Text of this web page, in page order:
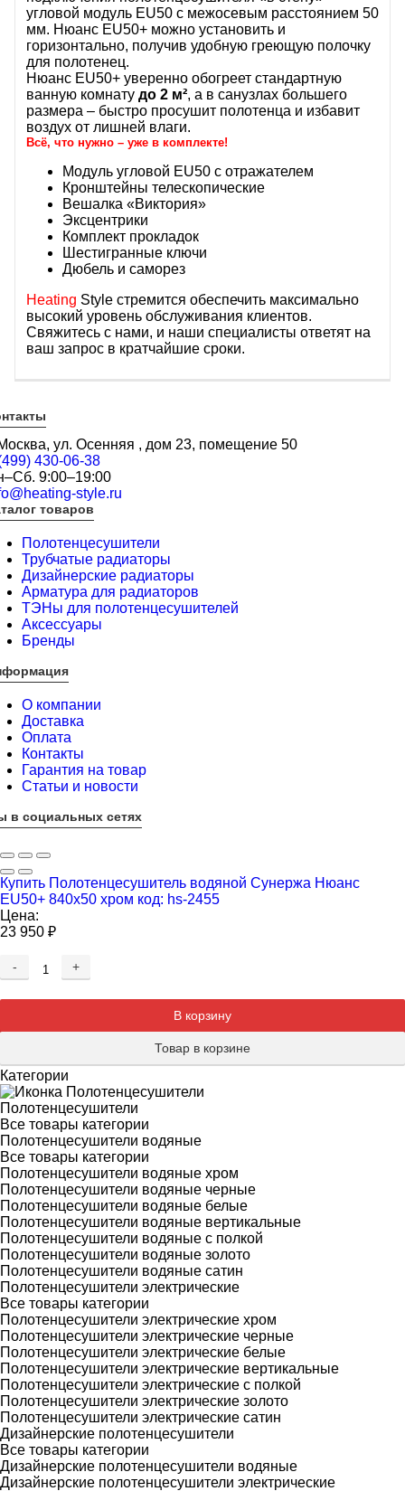
угловой модуль EU50 с межосевым расстоянием 50
мм. Нюанс EU50+ можно установить и
горизонтально, получив удобную греющую полочку
для полотенец.
Нюанс EU50+ уверенно обогреет стандартную
ванную комнату до 2 м², а в санузлах большего
размера – быстро просушит полотенца и избавит
воздух от лишней влаги.
Всё, что нужно – уже в комплекте!
Модуль угловой EU50 с отражателем
Кронштейны телескопические
Вешалка «Виктория»
Эксцентрики
Комплект прокладок
Шестигранные ключи
Дюбель и саморез
Heating Style стремится обеспечить максимально
высокий уровень обслуживания клиентов.
Свяжитесь с нами, и наши специалисты ответят на
ваш запрос в кратчайшие сроки.
ул. Осенняя , дом 23, помещение 50
430-06-38
9:00–19:00
style.ru
товаров
Полотенцесушители
Трубчатые радиаторы
Дизайнерские радиаторы
Арматура для радиаторов
ТЭНы для полотенцесушителей
Аксессуары
Бренды
О компании
Доставка
Оплата
Контакты
Гарантия на товар
Статьи и новости
в социальных сетях
Купить Полотенцесушитель водяной Сунержа Нюанс
EU50+ 840х50 хром код: hs-2455
Цена:
23 950 ₽
-
+
В корзину
Товар в корзине
Категории
Полотенцесушители
Все товары категории
Полотенцесушители водяные
Все товары категории
Полотенцесушители водяные хром
Полотенцесушители водяные черные
Полотенцесушители водяные белые
Полотенцесушители водяные вертикальные
Полотенцесушители водяные с полкой
Полотенцесушители водяные золото
Полотенцесушители водяные сатин
Полотенцесушители электрические
Все товары категории
Полотенцесушители электрические хром
Полотенцесушители электрические черные
Полотенцесушители электрические белые
Полотенцесушители электрические вертикальные
Полотенцесушители электрические с полкой
Полотенцесушители электрические золото
Полотенцесушители электрические сатин
Дизайнерские полотенцесушители
Все товары категории
Дизайнерские полотенцесушители водяные
Дизайнерские полотенцесушители электрические